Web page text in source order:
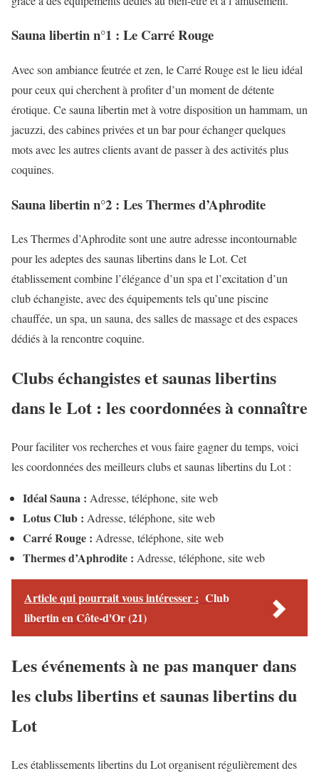
Sauna libertin n°1 : Le Carré Rouge
Avec son ambiance feutrée et zen, le Carré Rouge est le lieu idéal
pour ceux qui cherchent à profiter d’un moment de détente
érotique. Ce sauna libertin met à votre disposition un hammam, un
jacuzzi, des cabines privées et un bar pour échanger quelques
mots avec les autres clients avant de passer à des activités plus
coquines.
Sauna libertin n°2 : Les Thermes d’Aphrodite
Les Thermes d’Aphrodite sont une autre adresse incontournable
pour les adeptes des saunas libertins dans le Lot. Cet
établissement combine l’élégance d’un spa et l’excitation d’un
club échangiste, avec des équipements tels qu’une piscine
chauffée, un spa, un sauna, des salles de massage et des espaces
dédiés à la rencontre coquine.
Clubs échangistes et saunas libertins
dans le Lot : les coordonnées à connaître
Pour faciliter vos recherches et vous faire gagner du temps, voici
les coordonnées des meilleurs clubs et saunas libertins du Lot :
Idéal Sauna : Adresse, téléphone, site web
Lotus Club : Adresse, téléphone, site web
Carré Rouge : Adresse, téléphone, site web
Thermes d’Aphrodite : Adresse, téléphone, site web
Article qui pourrait vous intéresser : Club
libertin en Côte-d'Or (21)
Les événements à ne pas manquer dans
les clubs libertins et saunas libertins du
Lot
Les établissements libertins du Lot organisent régulièrement des